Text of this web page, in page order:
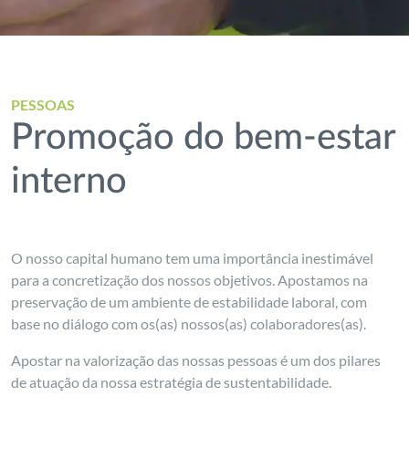
PESSOAS
Promoção do bem-estar
interno
O nosso capital humano tem uma importância inestimável
para a concretização dos nossos objetivos. Apostamos na
preservação de um ambiente de estabilidade laboral, com
base no diálogo com os(as) nossos(as) colaboradores(as).
Apostar na valorização das nossas pessoas é um dos pilares
de atuação da nossa estratégia de sustentabilidade.